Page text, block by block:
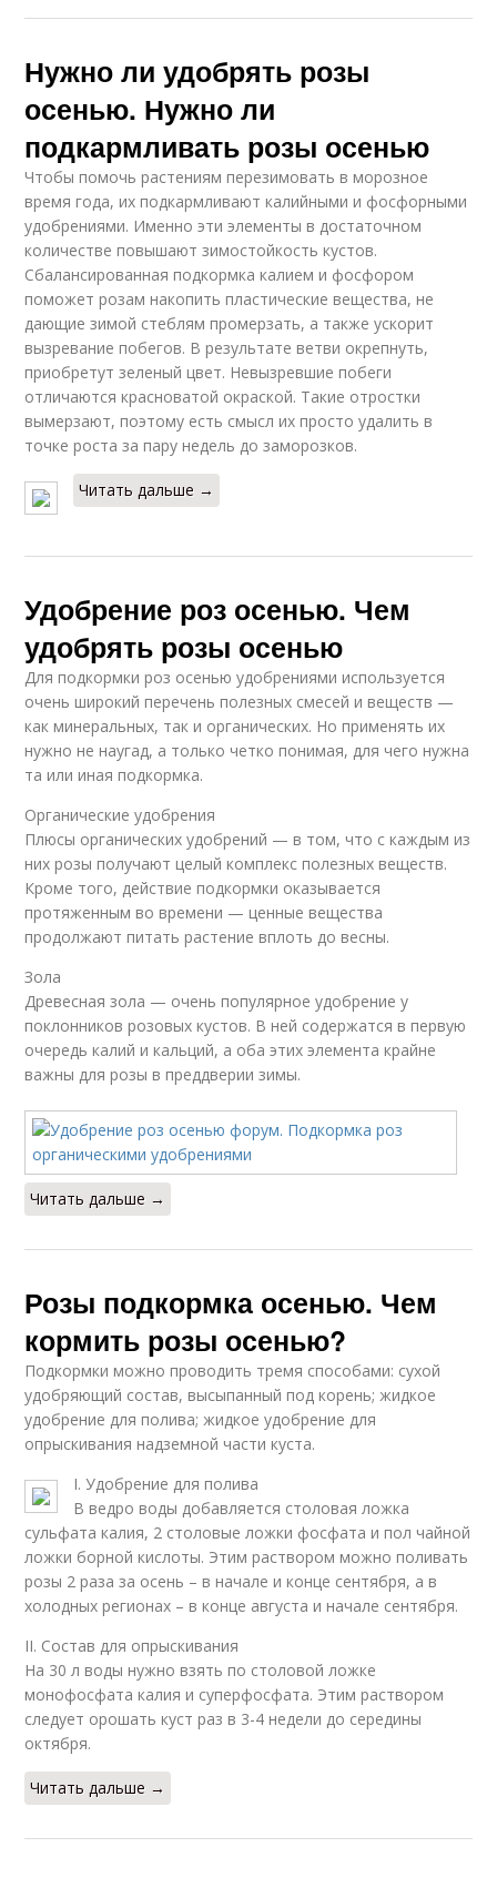
Нужно ли удобрять розы
осенью. Нужно ли
подкармливать розы осенью
Чтобы помочь растениям перезимовать в морозное
время года, их подкармливают калийными и фосфорными
удобрениями. Именно эти элементы в достаточном
количестве повышают зимостойкость кустов.
Сбалансированная подкормка калием и фосфором
поможет розам накопить пластические вещества, не
дающие зимой стеблям промерзать, а также ускорит
вызревание побегов. В результате ветви окрепнуть,
приобретут зеленый цвет. Невызревшие побеги
отличаются красноватой окраской. Такие отростки
вымерзают, поэтому есть смысл их просто удалить в
точке роста за пару недель до заморозков.
Читать дальше →
Удобрение роз осенью. Чем
удобрять розы осенью
Для подкормки роз осенью удобрениями используется
очень широкий перечень полезных смесей и веществ —
как минеральных, так и органических. Но применять их
нужно не наугад, а только четко понимая, для чего нужна
та или иная подкормка.
Органические удобрения
Плюсы органических удобрений — в том, что с каждым из
них розы получают целый комплекс полезных веществ.
Кроме того, действие подкормки оказывается
протяженным во времени — ценные вещества
продолжают питать растение вплоть до весны.
Зола
Древесная зола — очень популярное удобрение у
поклонников розовых кустов. В ней содержатся в первую
очередь калий и кальций, а оба этих элемента крайне
важны для розы в преддверии зимы.
Читать дальше →
Розы подкормка осенью. Чем
кормить розы осенью?
Подкормки можно проводить тремя способами: сухой
удобряющий состав, высыпанный под корень; жидкое
удобрение для полива; жидкое удобрение для
опрыскивания надземной части куста.
I. Удобрение для полива
В ведро воды добавляется столовая ложка
сульфата калия, 2 столовые ложки фосфата и пол чайной
ложки борной кислоты. Этим раствором можно поливать
розы 2 раза за осень – в начале и конце сентября, а в
холодных регионах – в конце августа и начале сентября.
II. Состав для опрыскивания
На 30 л воды нужно взять по столовой ложке
монофосфата калия и суперфосфата. Этим раствором
следует орошать куст раз в 3-4 недели до середины
октября.
Читать дальше →